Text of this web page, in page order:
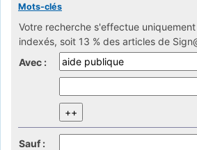
Mots-clés
Votre recherche s'effectue
indexés, soit 13 % des articles de
Avec :
Sauf :